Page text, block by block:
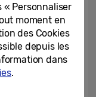
MWC 2022:
nouvelle ère
Personnaliser
moment en
des Cookies
depuis les
dans
.